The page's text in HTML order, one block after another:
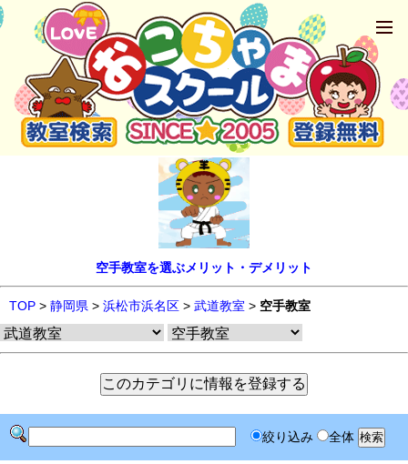
空手教室を選ぶメリット・デメリット
TOP > 静岡県 > 浜松市浜名区 > 武道教室 > 空手教室
絞り込み 全体